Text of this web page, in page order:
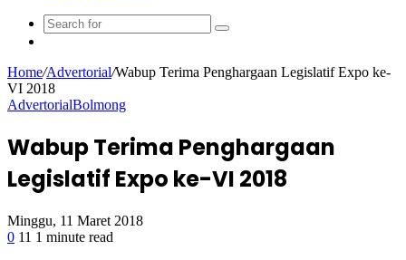
Home/Advertorial/Wabup Terima Penghargaan Legislatif Expo ke-
VI 2018
AdvertorialBolmong
Wabup Terima Penghargaan
Legislatif Expo ke-VI 2018
Minggu, 11 Maret 2018
0 11 1 minute read